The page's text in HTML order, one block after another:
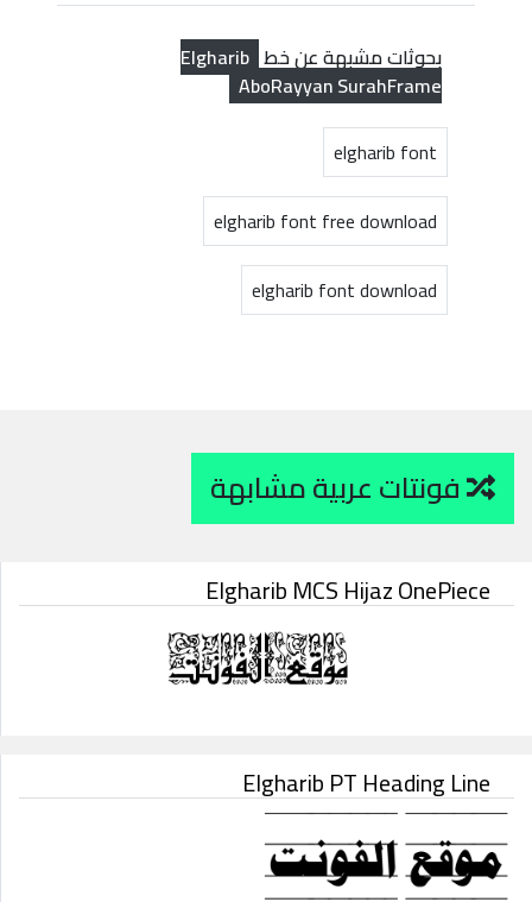
بحوثات مشبهة عن خط Elgharib
AboRayyan SurahFrame
elgharib font
elgharib font free download
elgharib font download
Elgharib MCS Hijaz OnePiece
Elgharib PT Heading Line